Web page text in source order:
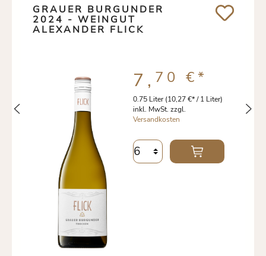
GRAUER BURGUNDER
2024 - WEINGUT
ALEXANDER FLICK
0.75 Liter(10,27 €* / 1 Liter)
inkl. MwSt. zzgl.
Versandkosten
7, 70 €*